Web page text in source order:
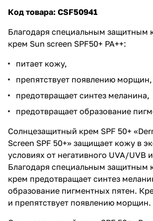
Код товара: CSF50941
Благодаря специальным защитным
крем Sun screen SPF50+ PA++:
питает кожу,
препятствует появлению морщин,
предотвращает синтез меланина,
предотвращает образование
Солнцезащитный крем SPF 50+
Screen SPF 50+» защищает кожу в
условиях от негативного UVA/UVB
Благодаря специальным защитным
крем предотвращает синтез
образование пигментных пятен.
и препятствует появлению морщин.